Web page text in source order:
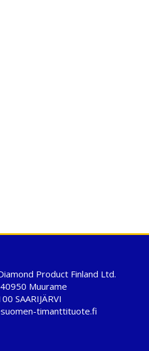
Product Finland Ltd.
Muurame
SAARIJÄRVI
timanttituote.fi